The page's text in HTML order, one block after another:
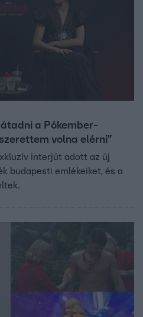
a Pókember-
volna elérni”
interjút adott az új
budapesti emlékeiket, és a